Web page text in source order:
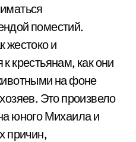
поместий.
жестоко и
крестьянам, как они
на фоне
Это произвело
юного Михаила и
причин,